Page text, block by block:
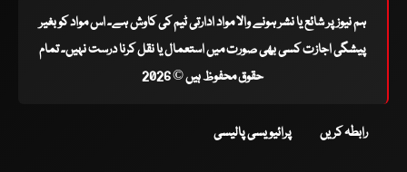
ہم نیوز پر شائع یا نشر ہونے والا مواد ادارتی ٹیم کی کاوش ہے۔ اس مواد کو بغیر
پیشگی اجازت کسی بھی صورت میں استعمال یا نقل کرنا درست نہیں۔ تمام
حقوق محفوظ ہیں © 2026
رابطہ کریں پرائیویسی پالیسی